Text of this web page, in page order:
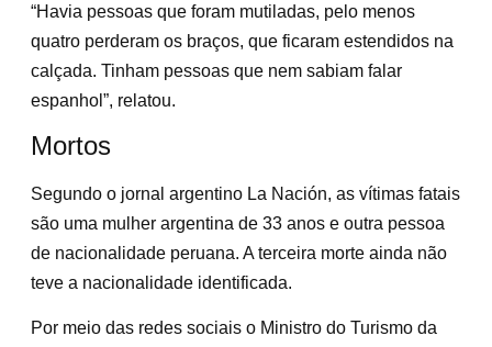
“Havia pessoas que foram mutiladas, pelo menos
quatro perderam os braços, que ficaram estendidos na
calçada. Tinham pessoas que nem sabiam falar
espanhol”, relatou.
Mortos
Segundo o jornal argentino La Nación, as vítimas fatais
são uma mulher argentina de 33 anos e outra pessoa
de nacionalidade peruana. A terceira morte ainda não
teve a nacionalidade identificada.
Por meio das redes sociais o Ministro do Turismo da